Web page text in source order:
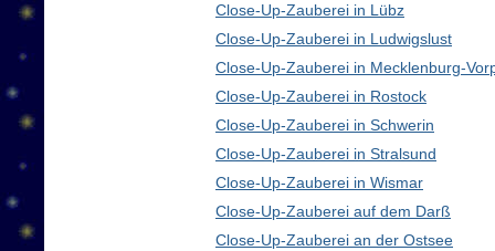
Close-Up-Zauberei in Lübz
Close-Up-Zauberei in Ludwigslust
Close-Up-Zauberei in Mecklenburg-
Close-Up-Zauberei in Rostock
Close-Up-Zauberei in Schwerin
Close-Up-Zauberei in Stralsund
Close-Up-Zauberei in Wismar
Close-Up-Zauberei auf dem Darß
Close-Up-Zauberei an der Ostsee